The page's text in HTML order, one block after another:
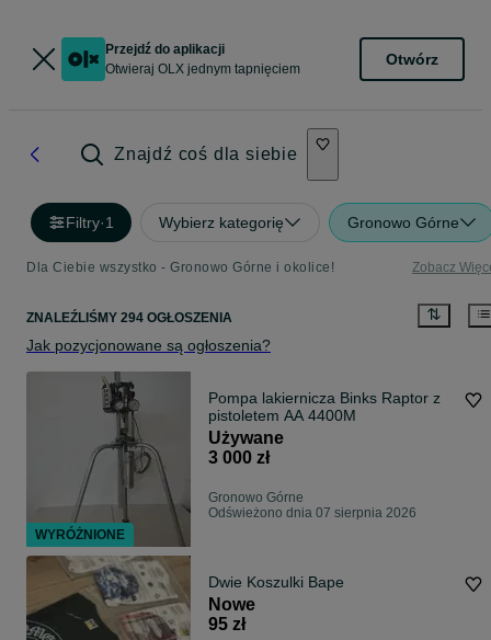
Przejdź do aplikacji
Otwieraj OLX jednym tapnięciem
Otwórz
Znajdź coś dla siebie
Filtry·1 Wybierz kategorię Gronowo Górne
Dla Ciebie wszystko - Gronowo Górne i okolice! Zobacz
ZNALEŹLIŚMY 294 OGŁOSZENIA
Jak pozycjonowane są ogłoszenia?
Pompa lakiernicza Binks Raptor z
pistoletem AA 4400M
Używane
3 000 zł
Gronowo Górne
Odświeżono dnia 07 sierpnia 2026
Dwie Koszulki Bape
Nowe
95 zł
WYRÓŻNIONE